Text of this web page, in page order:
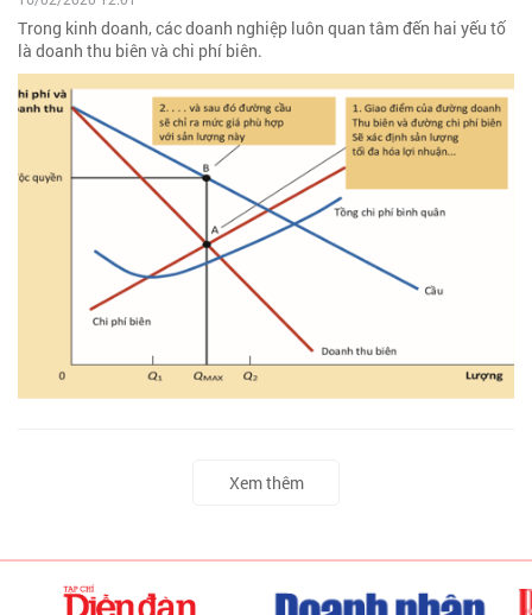
Trong kinh doanh, các doanh nghiệp luôn quan tâm đến hai yếu tố
là doanh thu biên và chi phí biên.
Xem thêm